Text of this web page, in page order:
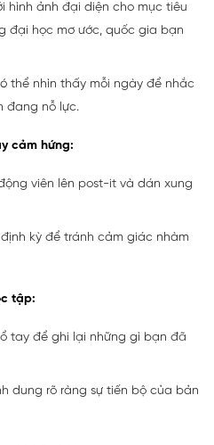
hình ảnh đại diện cho mục tiêu
đại học mơ ước, quốc gia bạn
thể nhìn thấy mỗi ngày để nhắc
đang nỗ lực.
cảm hứng:
viên lên post-it và dán xung
kỳ để tránh cảm giác nhàm
tập:
tay để ghi lại những gì bạn đã
dung rõ ràng sự tiến bộ của bản